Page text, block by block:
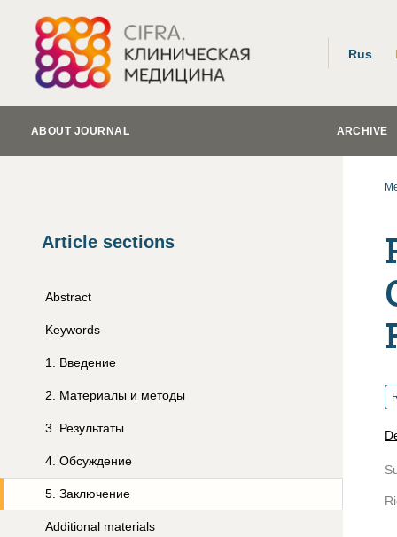
Rus
ABOUT JOURNAL ARCHIVE
Article sections
Abstract
Keywords
1 Введение
2 Материалы и методы
3 Результаты
4 Обсуждение
5 Заключение
Additional materials